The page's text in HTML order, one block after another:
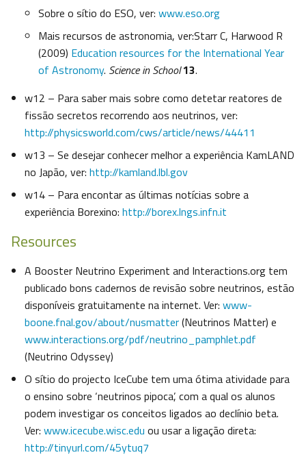
Sobre o sítio do ESO, ver: www.eso.org
Mais recursos de astronomia, ver:Starr C, Harwood R
(2009) Education resources for the International Year
of Astronomy. Science in School13.
w12 – Para saber mais sobre como detetar reatores de
fissão secretos recorrendo aos neutrinos, ver:
http://physicsworld.com/cws/article/news/44411
w13 – Se desejar conhecer melhor a experiência KamLAND
no Japão, ver: http://kamland.lbl.gov
w14 – Para encontar as últimas notícias sobre a
experiência Borexino: http://borex.lngs.infn.it
Resources
A Booster Neutrino Experiment and Interactions.org tem
publicado bons cadernos de revisão sobre neutrinos, estão
disponíveis gratuitamente na internet. Ver: www-
boone.fnal.gov/about/nusmatter(Neutrinos Matter) e
www.interactions.org/pdf/neutrino_pamphlet.pdf
(Neutrino Odyssey)
O sítio do projecto IceCube tem uma ótima atividade para
o ensino sobre ‘neutrinos pipoca’, com a qual os alunos
podem investigar os conceitos ligados ao declínio beta.
Ver: www.icecube.wisc.edu ou usar a ligação direta:
http://tinyurl.com/45ytuq7